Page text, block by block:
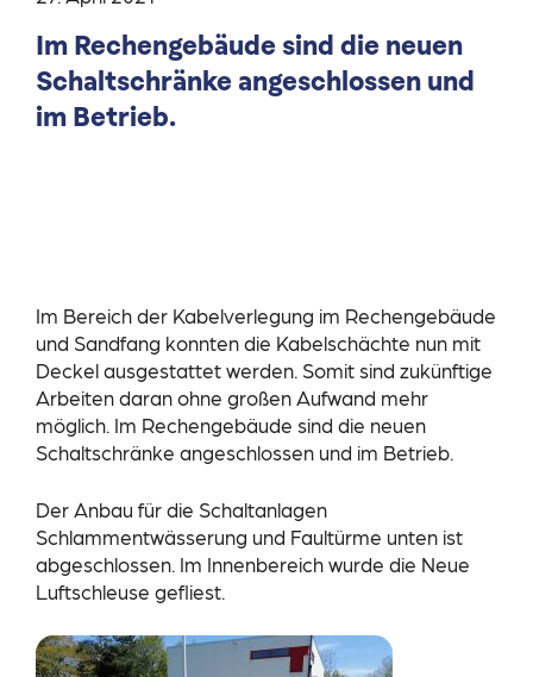
Im Rechengebäude sind die neuen
Schaltschränke angeschlossen und
im Betrieb.
Im Bereich der Kabelverlegung im Rechengebäude
und Sandfang konnten die Kabelschächte nun mit
Deckel ausgestattet werden. Somit sind zukünftige
Arbeiten daran ohne großen Aufwand mehr
möglich. Im Rechengebäude sind die neuen
Schaltschränke angeschlossen und im Betrieb.
Der Anbau für die Schaltanlagen
Schlammentwässerung und Faultürme unten ist
abgeschlossen. Im Innenbereich wurde die Neue
Luftschleuse gefliest.